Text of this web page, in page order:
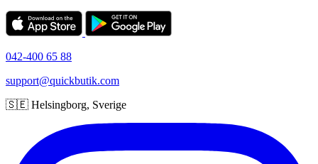
042-400 65 88
support@quickbutik.com
🇸🇪 Helsingborg, Sverige